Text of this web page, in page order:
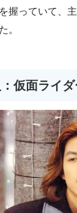
握っていて、
。
仮面ライ